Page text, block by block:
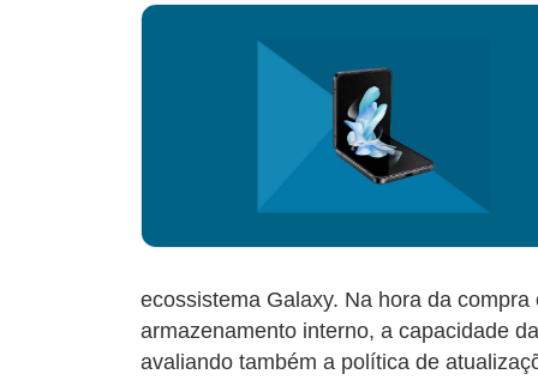
ecossistema Galaxy. Na hora da
armazenamento interno, a capacidade
avaliando também a política de